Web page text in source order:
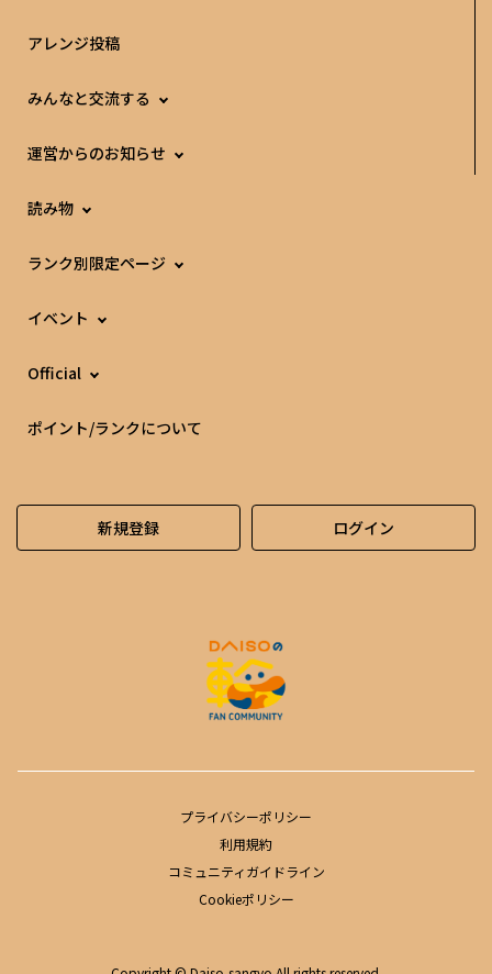
アレンジ投稿
みんなと交流する
運営からのお知らせ
読み物
ランク別限定ページ
イベント
Official
ポイント/ランクについて
新規登録 ログイン
プライバシーポリシー
利用規約
コミュニティガイドライン
Cookieポリシー